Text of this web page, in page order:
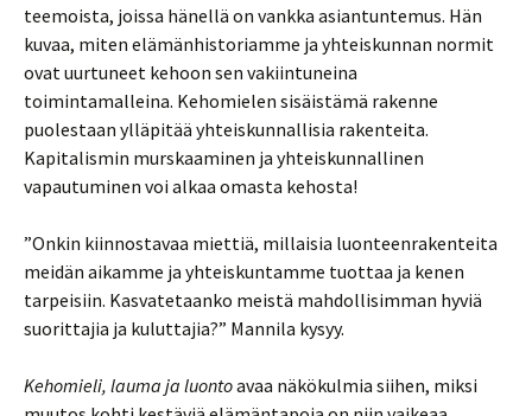
teemoista, joissa hänellä on vankka asiantuntemus. Hän
kuvaa, miten elämänhistoriamme ja yhteiskunnan normit
ovat uurtuneet kehoon sen vakiintuneina
toimintamalleina. Kehomielen sisäistämä rakenne
puolestaan ylläpitää yhteiskunnallisia rakenteita.
Kapitalismin murskaaminen ja yhteiskunnallinen
vapautuminen voi alkaa omasta kehosta!
”Onkin kiinnostavaa miettiä, millaisia luonteenrakenteita
meidän aikamme ja yhteiskuntamme tuottaa ja kenen
tarpeisiin. Kasvatetaanko meistä mahdollisimman hyviä
suorittajia ja kuluttajia?” Mannila kysyy.
Kehomieli, lauma ja luontoavaa näkökulmia siihen, miksi